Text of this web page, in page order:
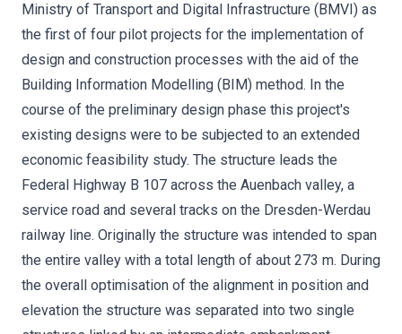
Ministry of Transport and Digital Infrastructure (BMVI) as
the first of four pilot projects for the implementation of
design and construction processes with the aid of the
Building Information Modelling (BIM) method. In the
course of the preliminary design phase this project's
existing designs were to be subjected to an extended
economic feasibility study. The structure leads the
Federal Highway B 107 across the Auenbach valley, a
service road and several tracks on the Dresden-Werdau
railway line. Originally the structure was intended to span
the entire valley with a total length of about 273 m. During
the overall optimisation of the alignment in position and
elevation the structure was separated into two single